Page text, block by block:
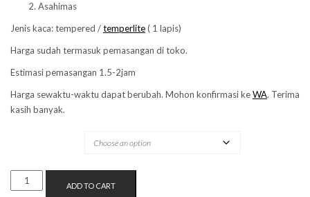
Asahimas
Jenis kaca: tempered /temperlite( 1 lapis)
Harga sudah termasuk pemasangan di toko.
Estimasi pemasangan 1.5-2jam
Harga sewaktu-waktu dapat berubah. Mohon konfirmasi keWA. Terima
kasih banyak.
KACA
PINTU
ADD TO CART